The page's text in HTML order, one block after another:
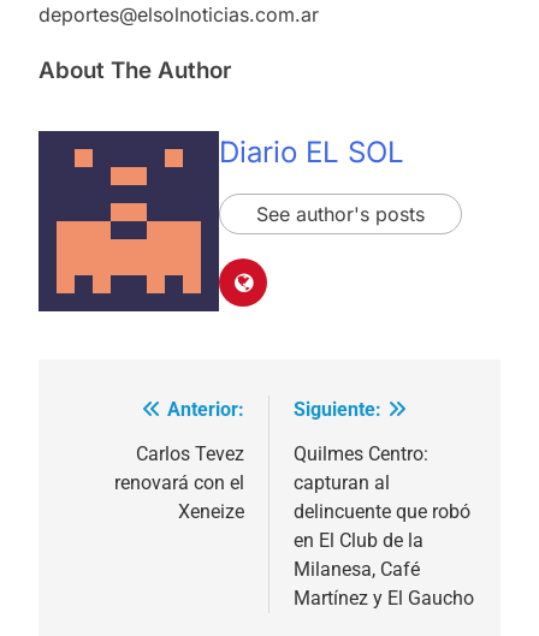
deportes@elsolnoticias.com.ar
About The Author
Diario EL SOL
See author's posts
Navegación
Anterior:
Carlos Tevez
renovará con el
Xeneize
Siguiente:
Quilmes Centro:
capturan al
delincuente que robó
en El Club de la
Milanesa, Café
Martínez y El Gaucho